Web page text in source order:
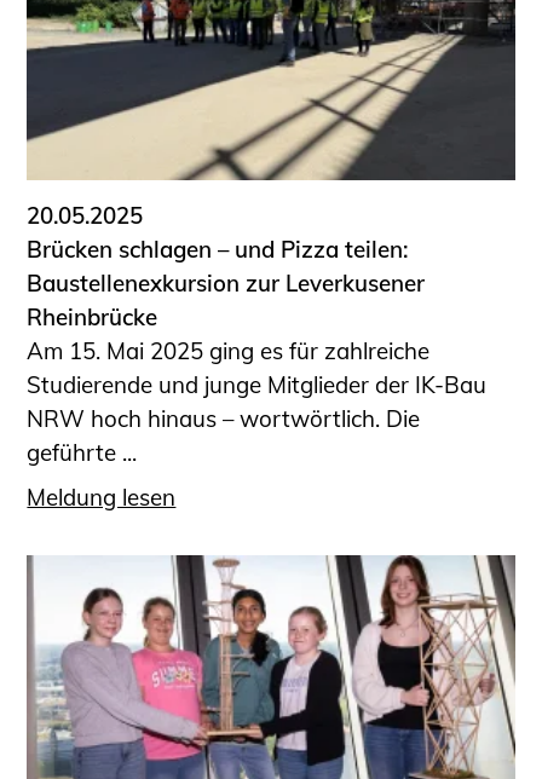
20.05.2025
Brücken schlagen – und Pizza teilen:
Baustellenexkursion zur Leverkusener
Rheinbrücke
Am 15. Mai 2025 ging es für zahlreiche
Studierende und junge Mitglieder der IK-Bau
NRW hoch hinaus – wortwörtlich. Die
geführte ...
Meldung lesen